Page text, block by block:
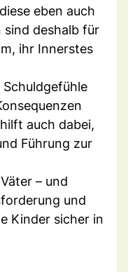
eben auch
sind deshalb für
ihr Innerstes
auch dabei,
Führung zur
– und
und
Kinder sicher in